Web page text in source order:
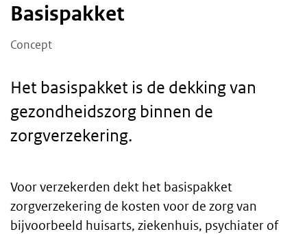
are
Basispakket
Concept
Het basispakket is de dekking van
gezondheidszorg binnen de
zorgverzekering.
Toelichting
Voor verzekerden dekt het basispakket
zorgverzekering de kosten voor de zorg van
bijvoorbeeld huisarts, ziekenhuis, psychiater of